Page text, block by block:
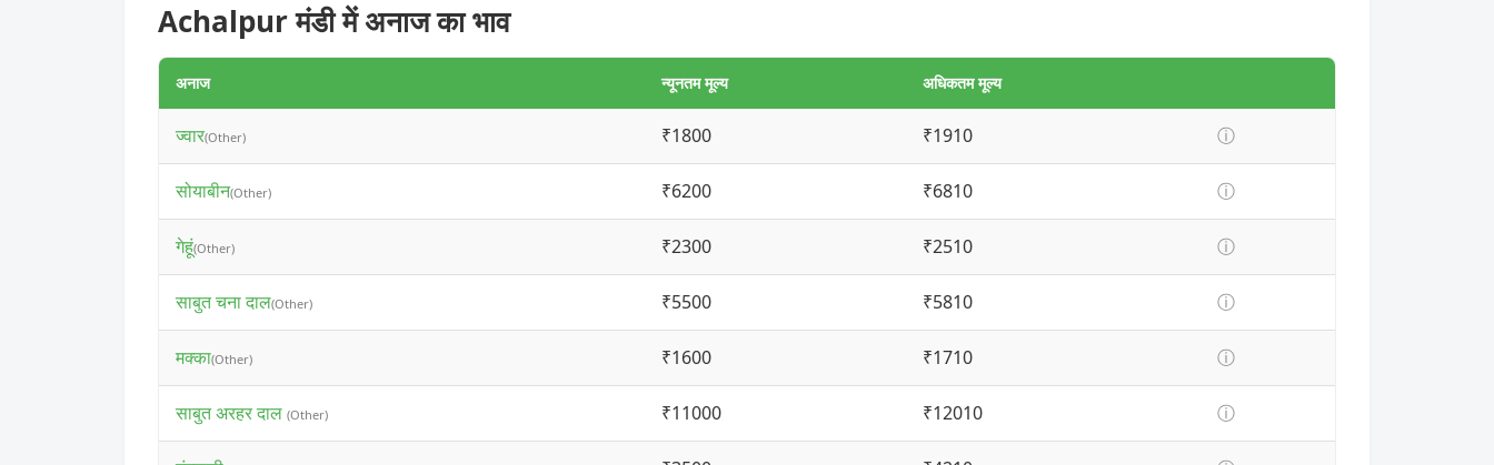
Achalpur मंडी में अनाज का भाव
अनाज न्यूनतम मूल्य अधिकतम मूल्य
ज्वार(Other) ₹1800 ₹1910 ⓘ
सोयाबीन(Other) ₹6200 ₹6810 ⓘ
गेहूं(Other) ₹2300 ₹2510 ⓘ
साबुत चना दाल(Other) ₹5500 ₹5810 ⓘ
मक्का(Other) ₹1600 ₹1710 ⓘ
साबुत अरहर दाल (Other) ₹11000 ₹12010 ⓘ